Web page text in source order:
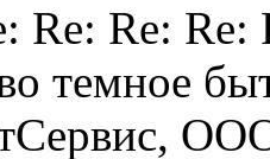
Re: Re: Re:
темное